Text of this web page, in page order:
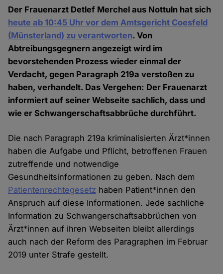
Der Frauenarzt Detlef Merchel aus Nottuln hat sich
heute ab 10:45 Uhr vor dem Amtsgericht Coesfeld
(Münsterland) zu verantworten. Von
Abtreibungsgegnern angezeigt wird im
bevorstehenden Prozess wieder einmal der
Verdacht, gegen Paragraph 219a verstoßen zu
haben, verhandelt. Das Vergehen: Der Frauenarzt
informiert auf seiner Webseite sachlich, dass und
wie er Schwangerschaftsabbrüche durchführt.
Die nach Paragraph 219a kriminalisierten Ärzt*innen
haben die Aufgabe und Pflicht, betroffenen Frauen
zutreffende und notwendige
Gesundheitsinformationen zu geben. Nach dem
Patientenrechtegesetz haben Patient*innen den
Anspruch auf diese Informationen. Jede sachliche
Information zu Schwangerschaftsabbrüchen von
Ärzt*innen auf ihren Webseiten bleibt allerdings
auch nach der Reform des Paragraphen im Februar
2019 unter Strafe gestellt.